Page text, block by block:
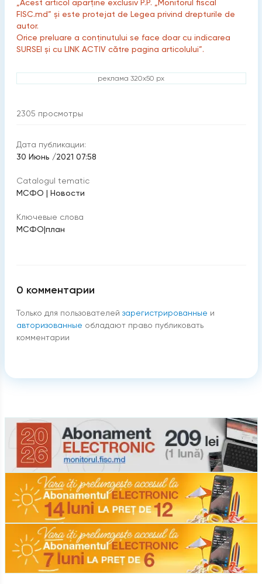
„Acest articol aparține exclusiv P.P. „Monitorul fiscal
FISC.md” și este protejat de Legea privind drepturile de
autor.
Orice preluare a conținutului se face doar cu indicarea
SURSEI și cu LINK ACTIV către pagina articolului”.
реклама 320x50 px
2305 просмотры
Дата публикации:
30 Июнь /2021 07:58
Catalogul tematic
МСФО | Новости
Ключевые слова
МСФО|план
0 комментарии
Только для пользователей зарегистрированные и
авторизованные обладают право публиковать
комментарии